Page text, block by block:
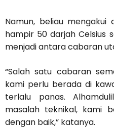
Namun, beliau
hampir 50 darjah Celsius
menjadi antara cabaran
“Salah satu cabaran
kami perlu berada di
terlalu panas.
masalah teknikal, kami
dengan baik,” katanya.